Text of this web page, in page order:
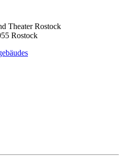
Theater Rostock
Rostock